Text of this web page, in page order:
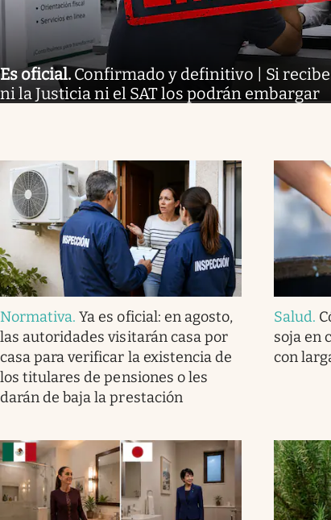
Es oficial. Confirmado y definitivo | Si
ni la Justicia ni el SAT los podrán embargar
Normativa.Ya es oficial: en agosto,
las autoridades visitarán casa por
casa para verificar la existencia de
los titulares de pensiones o les
darán de baja la prestación
Salud.
soja en
con